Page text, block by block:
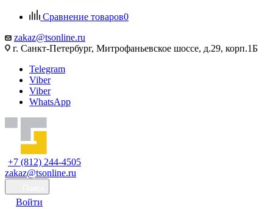
Сравнение товаров0
zakaz@tsonline.ru
г. Санкт-Петербург, Митрофаньевское шоссе, д.29, корп.1Б
Telegram
Viber
Viber
WhatsApp
+7 (812) 244-4505
zakaz@tsonline.ru
Войти